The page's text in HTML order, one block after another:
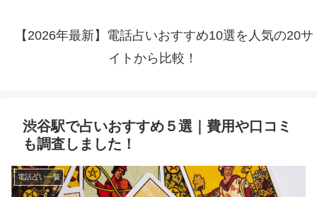
【2026年最新】電話占いおすすめ10選を人気の20サ
イトから比較！
渋谷駅で占いおすすめ５選｜費用や口コミ
も調査しました！
電話占い一覧